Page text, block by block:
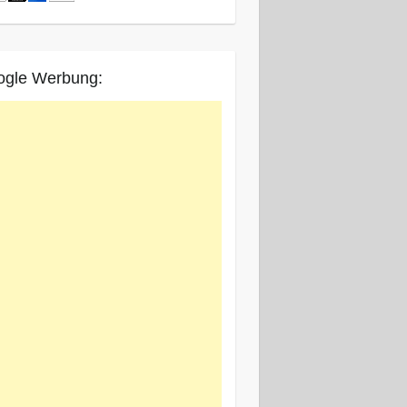
Werbung: